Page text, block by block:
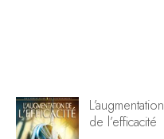
L’augmentation
de l’efficacité